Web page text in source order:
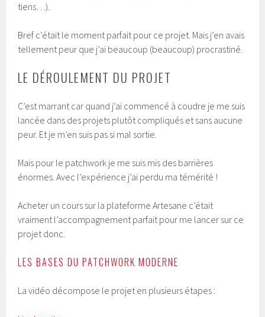
tiens…).
Bref c’était le moment parfait pour ce projet. Mais j’en avais
tellement peur que j’ai beaucoup (beaucoup) procrastiné.
LE DÉROULEMENT DU PROJET
C’est marrant car quand j’ai commencé à coudre je me suis
lancée dans des projets plutôt compliqués et sans aucune
peur. Et je m’en suis pas si mal sortie.
Mais pour le patchwork je me suis mis des barrières
énormes. Avec l’expérience j’ai perdu ma témérité !
Acheter un cours sur la plateforme Artesane c’était
vraiment l’accompagnement parfait pour me lancer sur ce
projet donc.
LES BASES DU PATCHWORK MODERNE
La vidéo décompose le projet en plusieurs étapes :